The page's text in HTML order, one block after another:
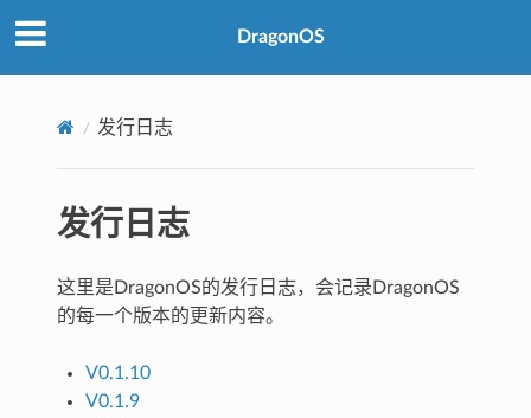
DragonOS
发行日志
发行日志
这里是DragonOS的发行日志，会记录DragonOS
的每一个版本的更新内容。
V0.1.10
V0.1.9